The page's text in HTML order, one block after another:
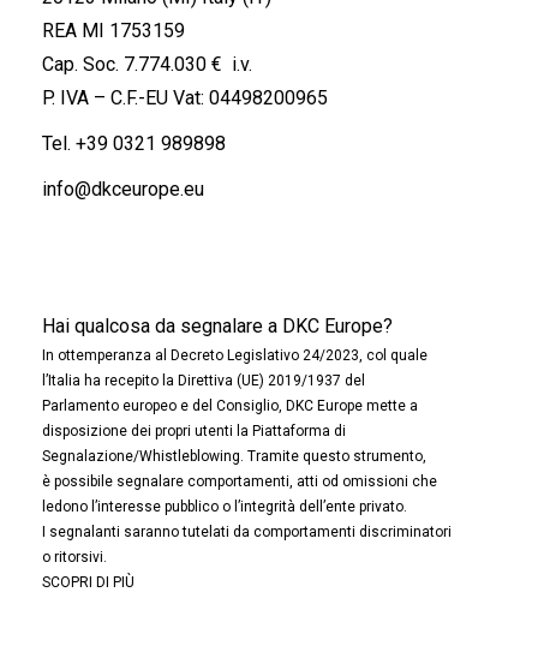
REA MI 1753159
Cap. Soc. 7.774.030 € i.v.
P. IVA – C.F.-EU Vat: 04498200965
Tel. +39 0321 989898
info@dkceurope.eu
Hai qualcosa da segnalare a DKC Europe?
In ottemperanza al Decreto Legislativo 24/2023, col quale
l’Italia ha recepito la Direttiva (UE) 2019/1937 del
Parlamento europeo e del Consiglio, DKC Europe mette a
disposizione dei propri utenti la Piattaforma di
Segnalazione/Whistleblowing. Tramite questo strumento,
è possibile segnalare comportamenti, atti od omissioni che
ledono l’interesse pubblico o l’integrità dell’ente privato.
I segnalanti saranno tutelati da comportamenti discriminatori
o ritorsivi.
SCOPRI DI PIÙ